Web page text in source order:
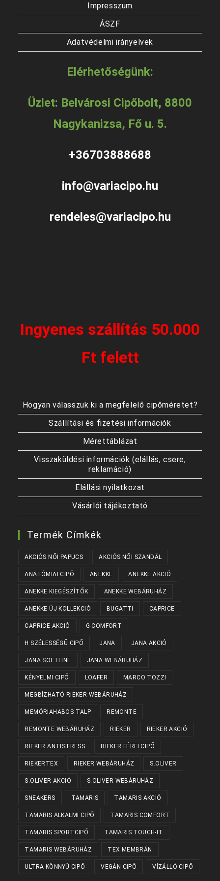
Impresszum
ÁSZF
Adatvédelmi irányelvek
Elérhetőségünk:
Üzlet: Belvárosi Cipőbolt, 8800
Nagykanizsa, Fő u. 5.
+36703888688
info@variacipo.hu
rendeles@variacipo.hu
Ingyenes szállítás 50.000
Ft felett
Hogyan válasszuk ki a megfelelő cipőméretet?
Szállítási és fizetési információk
Mérettáblázat
Visszaküldési információk (elállás, csere,
reklamáció)
Elállási nyilatkozat
Vásárlói tájékoztató
Termék Címkék
AKCIÓS NŐI PAPUCS AKCIÓS NŐI SZANDÁL
ANATÓMIAI CIPŐ ANEKKE ANEKKE AKCIÓ
ANEKKE KIEGÉSZÍTŐK ANEKKE WEBÁRUHÁZ
ANEKKE ÚJ KOLLEKCIÓ BUGATTI CAPRICE
CAPRICE AKCIÓ G-COMFORT
H SZÉLESSÉGŰ CIPŐ JANA JANA AKCIÓ
JANA SOFTLINE JANA WEBÁRUHÁZ
KÉNYELMI CIPŐ LOAFER MARCO TOZZI
MEGBÍZHATÓ RIEKER WEBÁRUHÁZ
MEMÓRIAHABOS TALP REMONTE
REMONTE WEBÁRUHÁZ RIEKER RIEKER AKCIÓ
RIEKER ANTISTRESS RIEKER FÉRFI CIPŐ
RIEKERTEX RIEKER WEBÁRUHÁZ S.OLIVER
S.OLIVER AKCIÓ S.OLIVER WEBÁRUHÁZ
SNEAKERS TAMARIS TAMARIS AKCIÓ
TAMARIS ALKALMI CIPŐ TAMARIS COMFORT
TAMARIS SPORTCIPŐ TAMARIS TOUCH-IT
TAMARIS WEBÁRUHÁZ TEX MEMBRÁN
ULTRA KÖNNYŰ CIPŐ VEGÁN CIPŐ VÍZÁLLÓ CIPŐ